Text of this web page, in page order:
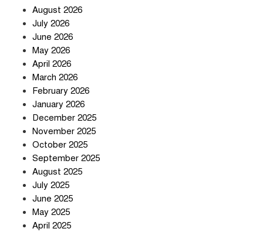
August 2026
July 2026
June 2026
May 2026
April 2026
March 2026
February 2026
January 2026
December 2025
November 2025
October 2025
September 2025
August 2025
July 2025
June 2025
May 2025
April 2025